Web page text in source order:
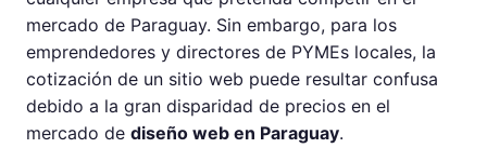
mercado de Paraguay. Sin embargo, para los
emprendedores y directores de PYMEs locales, la
cotización de un sitio web puede resultar confusa
debido a la gran disparidad de precios en el
mercado de diseño web en Paraguay.